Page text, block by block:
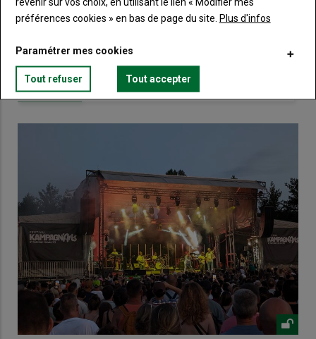
préférences cookies » en bas de page du site. Plus d'infos
Paramétrer mes cookies
Tout refuser Tout accepter